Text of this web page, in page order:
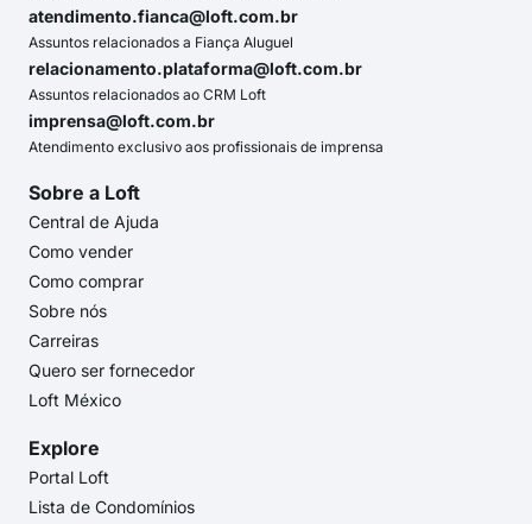
atendimento.fianca@loft.com.br
Assuntos relacionados a Fiança Aluguel
relacionamento.plataforma@loft.com.br
Assuntos relacionados ao CRM Loft
imprensa@loft.com.br
Atendimento exclusivo aos profissionais de imprensa
Sobre a Loft
Central de Ajuda
Como vender
Como comprar
Sobre nós
Carreiras
Quero ser fornecedor
Loft México
Explore
Portal Loft
Lista de Condomínios